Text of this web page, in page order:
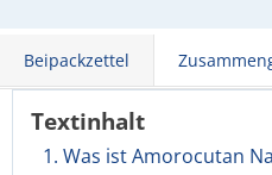
Beipackzettel
Textinhalt
1. Was ist Amorocutan